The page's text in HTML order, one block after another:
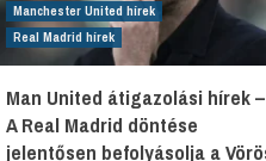
Manchester United hírek
Real Madrid hírek
Man United átigazolási hírek –
A Real Madrid döntése
jelentősen befolyásolja a